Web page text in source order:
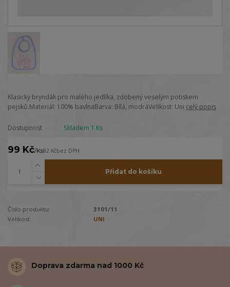
Klasický bryndák pro malého jedlíka, zdobený veselým potiskem
pejsků.Materiál: 100% bavlnaBarva: Bílá, modráVelikost: Uni celý popis
Dostupnost Skladem 1 Ks
99 Kč/Ks82 Kčbez DPH
Přidat do košíku
Číslo produktu:
3101/11
Velikost:
UNI
Doprava zdarma nad 1000 Kč